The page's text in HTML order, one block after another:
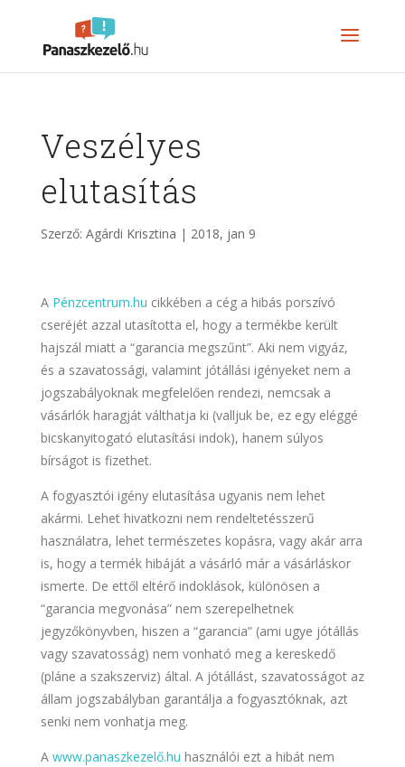
Veszélyes
elutasítás
Szerző: Agárdi Krisztina | 2018, jan 9
APénzcentrum.hu cikkében a cég a hibás porszívó
cseréjét azzal utasította el, hogy a termékbe került
hajszál miatt a “garancia megszűnt”. Aki nem vigyáz,
és a szavatossági, valamint jótállási igényeket nem a
jogszabályoknak megfelelően rendezi, nemcsak a
vásárlók haragját válthatja ki (valljuk be, ez egy eléggé
bicskanyitogató elutasítási indok), hanem súlyos
bírságot is fizethet.
A fogyasztói igény elutasítása ugyanis nem lehet
akármi. Lehet hivatkozni nem rendeltetésszerű
használatra, lehet természetes kopásra, vagy akár arra
is, hogy a termék hibáját a vásárló már a vásárláskor
ismerte. De ettől eltérő indoklások, különösen a
“garancia megvonása” nem szerepelhetnek
jegyzőkönyvben, hiszen a “garancia” (ami ugye jótállás
vagy szavatosság) nem vonható meg a kereskedő
(pláne a szakszerviz) által. A jótállást, szavatosságot az
állam jogszabályban garantálja a fogyasztóknak, azt
senki nem vonhatja meg.
A www.panaszkezelő.hu használói ezt a hibát nem